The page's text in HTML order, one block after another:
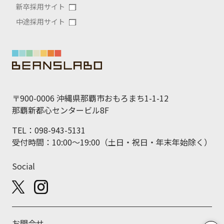
新卒採用サイト
中途採用サイト
〒900-0006 沖縄県那覇市おもろまち1-1-12
那覇新都心センタービル8F
TEL：098-943-5131
受付時間：10:00～19:00（土日・祝日・年末年始除く）
Social